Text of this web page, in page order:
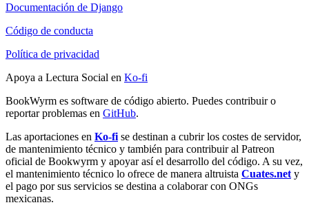
Documentación de Django
Código de conducta
Política de privacidad
Apoya a Lectura Social en Ko-fi
BookWyrm es software de código abierto. Puedes contribuir o
reportar problemas en GitHub.
Las aportaciones en Ko-fi se destinan a cubrir los costes de servidor,
de mantenimiento técnico y también para contribuir al Patreon
oficial de Bookwyrm y apoyar así el desarrollo del código. A su vez,
el mantenimiento técnico lo ofrece de manera altruista Cuates.net y
el pago por sus servicios se destina a colaborar con ONGs
mexicanas.